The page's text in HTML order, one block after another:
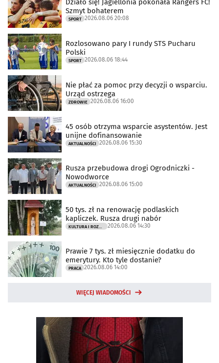
Działo się! Jagiellonia pokonała Rangers FC!
Szmyt bohaterem
SPORT 2026.08.06 20:08
Rozlosowano pary I rundy STS Pucharu
Polski
SPORT 2026.08.06 18:44
Nie płać za pomoc przy decyzji o wsparciu.
Urząd ostrzega
ZDROWIE 2026.08.06 16:00
45 osób otrzyma wsparcie asystentów. Jest
unijne dofinansowanie
AKTUALNOŚCI 2026.08.06 15:30
Rusza przebudowa drogi Ogrodniczki -
Nowodworce
AKTUALNOŚCI 2026.08.06 15:00
50 tys. zł na renowację podlaskich
kapliczek. Rusza drugi nabór
KULTURA I ROZRYWKA 2026.08.06 14:30
Prawie 7 tys. zł miesięcznie dodatku do
emerytury. Kto tyle dostanie?
PRACA 2026.08.06 14:00
WIĘCEJ WIADOMOŚCI